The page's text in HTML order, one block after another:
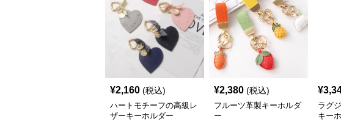
¥2,160 (税込)
ハートモチーフの高級レ
ザーキーホルダー
¥2,380 (税込)
フルーツ革製キーホルダ
ー
¥
ラグ
キー